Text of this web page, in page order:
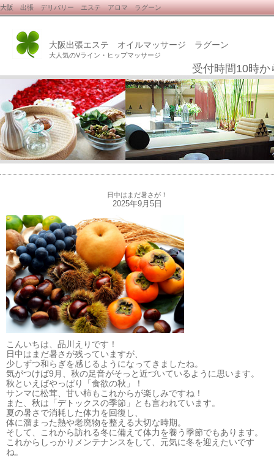
大阪 出張 デリバリー エステ アロマ ラグーン
大阪出張エステ オイルマッサージ ラグーン
大人気のVライン・ヒップマッサージ
受付時間10時
日中はまだ暑さが！
2025年9月5日
こんいちは、品川えりです！
日中はまだ暑さが残っていますが、
少しずつ和らぎを感じるようになってきましたね。
気がつけば9月、秋の足音がそっと近づいているように思います。
秋といえばやっぱり「食欲の秋」！
サンマに松茸、甘い柿もこれからが楽しみですね！
また、秋は「デトックスの季節」とも言われています。
夏の暑さで消耗した体力を回復し、
体に溜まった熱や老廃物を整える大切な時期。
そして、これから訪れる冬に備えて体力を養う季節でもあります。
これからしっかりメンテナンスをして、元気に冬を迎えたいです
ね。